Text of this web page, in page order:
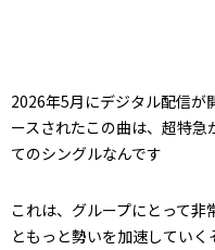
2026年5月にデジタル配信が
ースされたこの曲は、超特
てのシングルなんです
これは、グループにとって
ともっと勢いを加速してい